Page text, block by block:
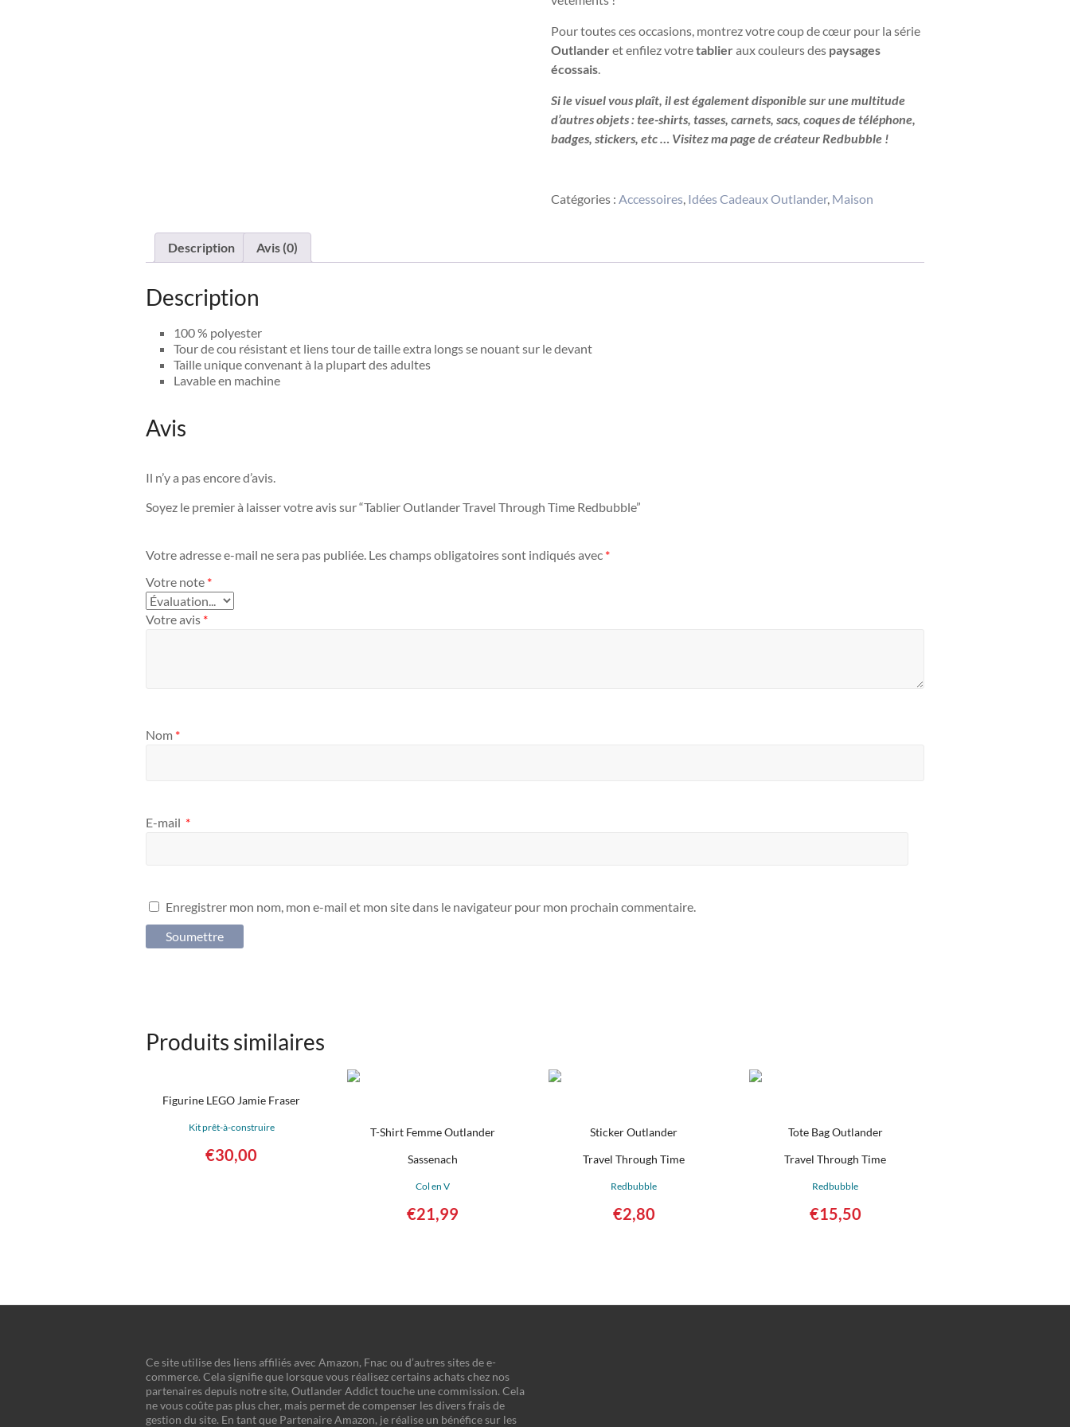
Pour toutes ces occasions, montrez votre coup de cœur pour la série
Outlanderet enfilez votretablieraux couleurs des paysages
écossais.
Si le visuel vous plaît, il est également disponible sur une multitude
d’autres objets : tee-shirts, tasses, carnets, sacs, coques de téléphone,
badges, stickers, etc … Visitez ma page de créateur Redbubble !
Catégories : Accessoires, Idées Cadeaux Outlander, Maison
Description Avis (0)
Description
100 % polyester
Tour de cou résistant et liens tour de taille extra longs se nouant sur le devant
Taille unique convenant à la plupart des adultes
Lavable en machine
Avis
Il n’y a pas encore d’avis.
Soyez le premier à laisser votre avis sur “Tablier OutlanderTravel Through Time Redbubble”
Votre adresse e-mail ne sera pas publiée. Les champs obligatoires sont indiqués avec *
Votre note *
Votre avis *
Nom *
E-mail *
Enregistrer mon nom, mon e-mail et mon site dans le navigateur pour mon prochain commentaire.
Produits similaires
Figurine LEGO Jamie Fraser
Kit prêt-à-construire
€30,00
T-Shirt Femme Outlander
Sassenach
Col en V
€21,99
Sticker Outlander
Travel Through Time
Redbubble
€2,80
Tote Bag Outlander
Travel Through Time
Redbubble
€15,50
Ce site utilise des liens affiliés avec Amazon, Fnac ou d’autres sites de e-
commerce. Cela signifie que lorsque vous réalisez certains achats chez nos
partenaires depuis notre site, Outlander Addict touche une commission. Cela
ne vous coûte pas plus cher, mais permet de compenser les divers frais de
gestion du site. En tant que Partenaire Amazon, je réalise un bénéfice sur les